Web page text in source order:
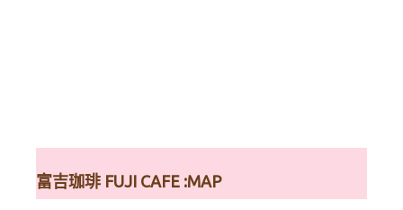
富吉珈琲 FUJI CAFE :MAP